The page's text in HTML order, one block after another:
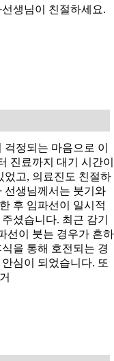
생님이 친절하세요.
정되는 마음으로 이
진료까지 대기 시간이
었고, 의료진도 친절하
선생님께서는 붓기와
후 임파선이 일시적
셨습니다. 최근 감기
선이 붓는 경우가 흔하
을 통해 호전되는 경
심이 되었습니다. 또